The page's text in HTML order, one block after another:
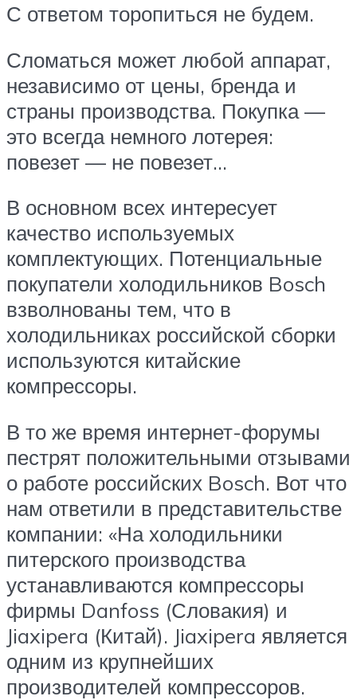
С ответом торопиться не будем.
Сломаться может любой аппарат,
независимо от цены, бренда и
страны производства. Покупка —
это всегда немного лотерея:
повезет — не повезет…
В основном всех интересует
качество используемых
комплектующих. Потенциальные
покупатели холодильников Bosch
взволнованы тем, что в
холодильниках российской сборки
используются китайские
компрессоры.
В то же время интернет-форумы
пестрят положительными отзывами
о работе российских Bosch. Вот что
нам ответили в представительстве
компании: «На холодильники
питерского производства
устанавливаются компрессоры
фирмы Danfoss (Словакия) и
Jiaxipera (Китай). Jiaxipera является
одним из крупнейших
производителей компрессоров.